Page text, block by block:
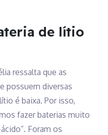
de lítio
ressalta que as
possuem diversas
é baixa. Por isso,
fazer baterias muito
Foram os